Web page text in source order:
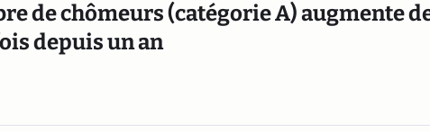
de chômeurs (catégorie A) augmente
depuis un an